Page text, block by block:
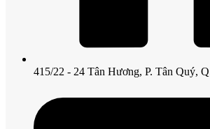
415/22 - 24 Tân Hương, P. Tân Quý,